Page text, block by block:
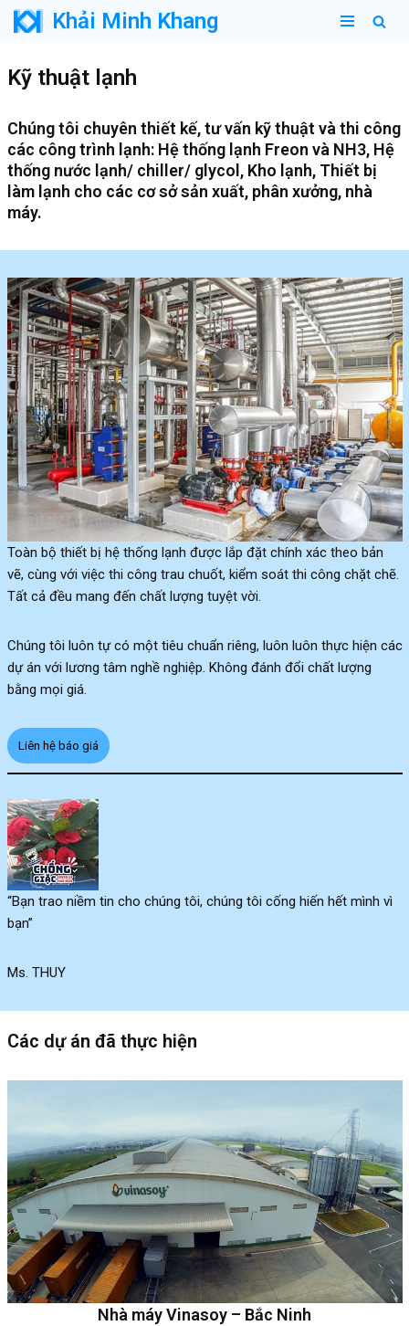
tới
nội
Khải Minh Khang
Kỹ thuật lạnh
Chúng tôi chuyên thiết kế, tư vấn kỹ thuật và thi công
các công trình lạnh: Hệ thống lạnh Freon và NH3, Hệ
thống nước lạnh/ chiller/ glycol, Kho lạnh, Thiết bị
làm lạnh cho các cơ sở sản xuất, phân xưởng, nhà
máy.
Toàn bộ thiết bị hệ thống lạnh được lắp đặt chính xác theo bản
vẽ, cùng với việc thi công trau chuốt, kiểm soát thi công chặt chẽ.
Tất cả đều mang đến chất lượng tuyệt vời.
Chúng tôi luôn tự có một tiêu chuẩn riêng, luôn luôn thực hiện các
dự án với lương tâm nghề nghiệp. Không đánh đổi chất lượng
bằng mọi giá.
Liên hệ báo giá
“Bạn trao niềm tin cho chúng tôi, chúng tôi cống hiến hết mình vì
bạn”
Ms. THUY
Các dự án đã thực hiện
Nhà máy Vinasoy – Bắc Ninh